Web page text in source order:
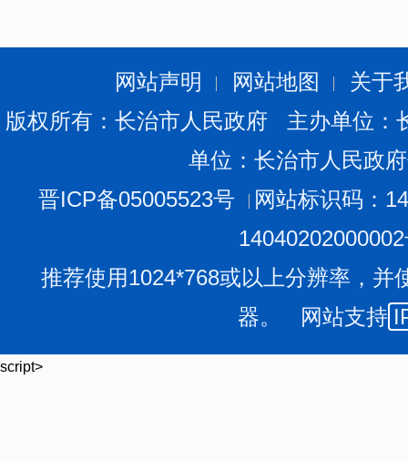
网站声明 网站地图
关于
版权所有：长治市人民政府 主办单位
单位：长治市人民政
晋ICP备05005523号
网站标识码：
推荐使用1024*768或以上分辨率，并
器。 网站支持
script>